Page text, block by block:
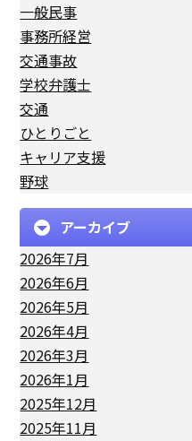
一般民事
事務所経営
交通事故
学校弁護士
交通
ひとりごと
キャリア支援
野球
アーカイブ
2026年7月
2026年6月
2026年5月
2026年4月
2026年3月
2026年1月
2025年12月
2025年11月